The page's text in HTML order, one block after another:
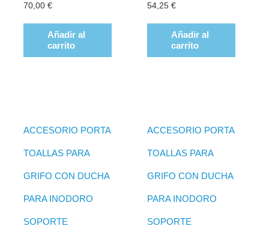
70,00€
Añadir al
carrito
54,25 €
Añadir al
carrito
ACCESORIO PORTA
TOALLAS PARA
GRIFO CON DUCHA
PARA INODORO
SOPORTE
ACCESORIO PORTA
TOALLAS PARA
GRIFO CON DUCHA
PARA INODORO
SOPORTE